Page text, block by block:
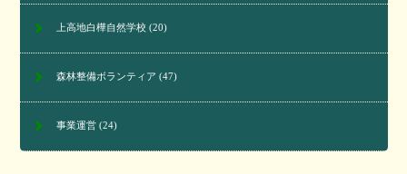
上高地白樺自然学校(20)
森林整備ボランティア (47)
事業運営(24)